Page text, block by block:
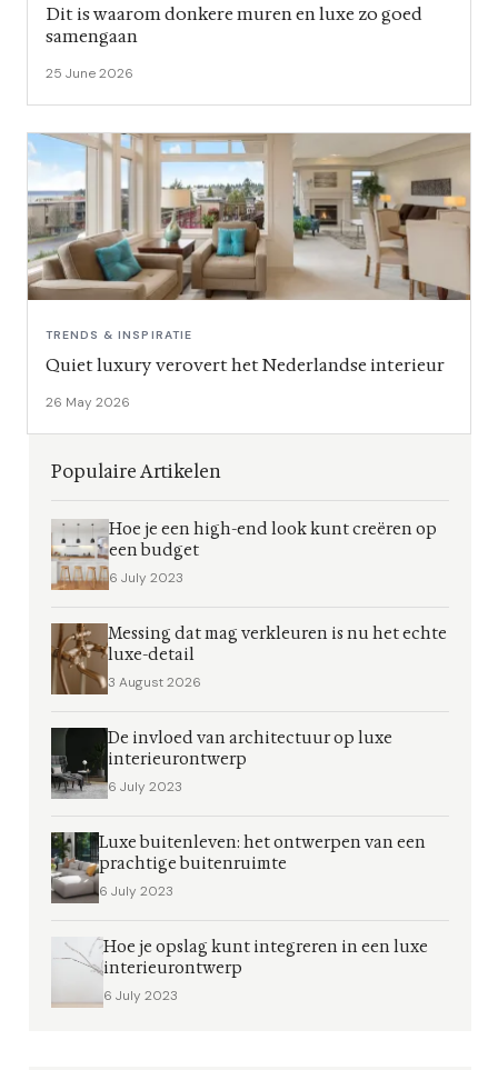
Dit is waarom donkere muren en luxe zo goed
samengaan
25 June 2026
TRENDS & INSPIRATIE
Quiet luxury verovert het Nederlandse interieur
26 May 2026
Populaire Artikelen
Hoe je een high-end look kunt creëren op
een budget
6 July 2023
Messing dat mag verkleuren is nu het echte
luxe-detail
3 August 2026
De invloed van architectuur op luxe
interieurontwerp
6 July 2023
Luxe buitenleven: het ontwerpen van een
prachtige buitenruimte
6 July 2023
Hoe je opslag kunt integreren in een luxe
interieurontwerp
6 July 2023